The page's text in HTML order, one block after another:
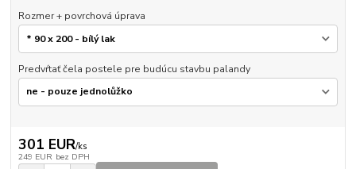
Rozmer + povrchová úprava
Predvŕtať čela postele pre budúcu stavbu palandy
301 EUR/ks
249 EUR bez DPH